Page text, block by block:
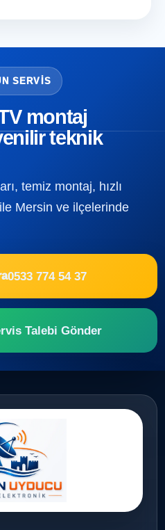
SERVIS
montaj
teknik
temiz montaj, hızlı
Mersin ve ilçelerinde
0533 774 54 37
Talebi Gönder